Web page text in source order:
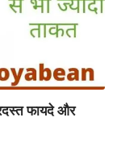
फायदे और